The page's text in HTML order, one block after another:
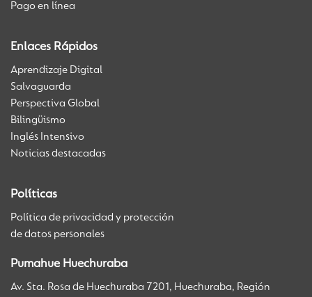
Pago en línea
Enlaces Rápidos
Aprendizaje Digital
Salvaguarda
Perspectiva Global
Bilingüismo
Inglés Intensivo
Noticias destacadas
Políticas
Política de privacidad y protección
de datos personales
Pumahue Huechuraba
Av. Sta. Rosa de Huechuraba 7201, Huechuraba, Región